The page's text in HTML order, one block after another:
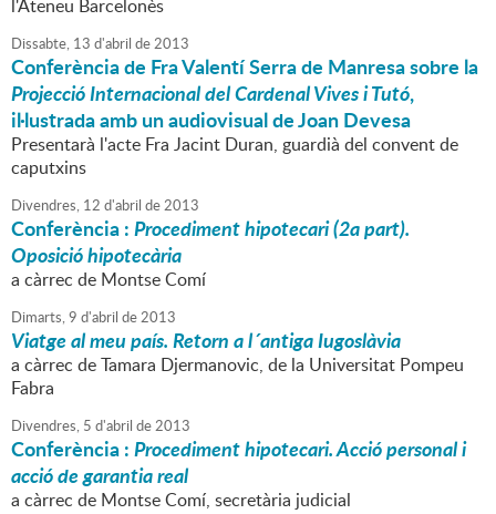
l'Ateneu Barcelonès
Dissabte, 13 d'abril de2013
Conferència de Fra Valentí Serra de Manresa sobre la
Projecció Internacional del Cardenal Vives i Tutó,
il·lustrada amb un audiovisual de Joan Devesa
Presentarà l'acte Fra Jacint Duran, guardià del convent de
caputxins
Divendres, 12 d'abril de2013
Conferència :Procediment hipotecari (2a part).
Oposició hipotecària
a càrrec de Montse Comí
Dimarts,9 d'abril de2013
Viatge al meu país. Retorn a l´antiga Iugoslàvia
a càrrec de Tamara Djermanovic, de la Universitat Pompeu
Fabra
Divendres, 5 d'abril de2013
Conferència :Procediment hipotecari. Acció personal i
acció de garantia real
a càrrec de Montse Comí, secretària judicial